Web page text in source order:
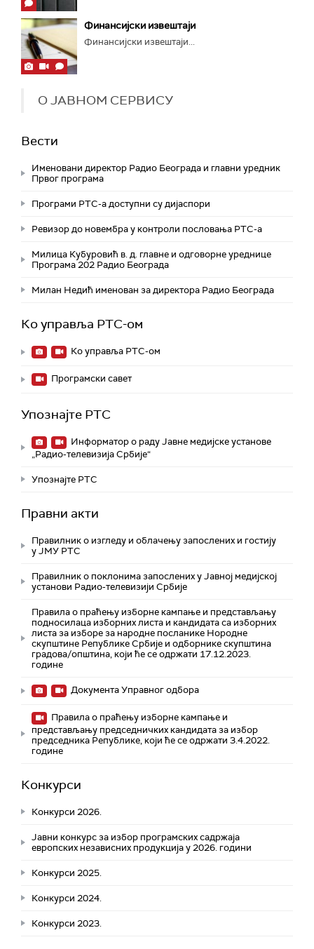
Финансијски извештаји
Финансијски извештаји...
О JАВНОМ СЕРВИСУ
Вести
Именовани директор Радио Београда и главни уредник
Првог програма
Програми РТС-а доступни су дијаспори
Ревизор до новембра у контроли пословања РТС-а
Милица Кубуровић в. д. главнe и одговорнe уреднице
Програма 202 Радио Београда
Милан Недић именован за директора Радио Београда
Ко управља РТС-ом
Ко управља РТС-ом
Програмски савет
Упознајте РТС
Информатор о раду Јавне медијске установе
„Радио-телевизија Србије“
Упознајте РТС
Правни акти
Правилник о изгледу и облачењу запослених и гостију
у ЈМУ РТС
Правилник о поклонима запослених у Јавној медијској
установи Радио-телевизији Србије
Правила о праћењу изборне кампање и представљању
подносилаца изборних листа и кандидата са изборних
листа за изборе за народне посланике Нородне
скупштине Републике Србије и одборнике скупштина
градова/општина, који ће се одржати 17.12.2023.
године
Документа Управног одбора
Правила о праћењу изборне кампање и
представљању председничких кандидата за избор
председника Републике, који ће се одржати 3.4.2022.
године
Конкурси
Конкурси 2026.
Јавни конкурс за избор програмских садржаја
европских независних продукција у 2026. години
Конкурси 2025.
Конкурси 2024.
Конкурси 2023.